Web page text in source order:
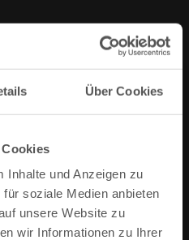
Über Cookies
Inhalte und Anzeigen zu
soziale Medien anbieten
unsere Website zu
wir Informationen zu Ihrer